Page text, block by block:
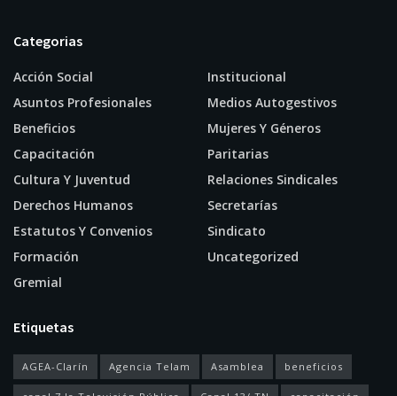
Categorias
Acción Social
Asuntos Profesionales
Beneficios
Capacitación
Cultura Y Juventud
Derechos Humanos
Estatutos Y Convenios
Formación
Gremial
Institucional
Medios Autogestivos
Mujeres Y Géneros
Paritarias
Relaciones Sindicales
Secretarías
Sindicato
Uncategorized
Etiquetas
AGEA-Clarín Agencia Telam Asamblea beneficios